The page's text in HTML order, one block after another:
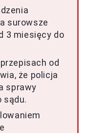
surowsze
3 miesięcy do
od
że policja
sprawy
sądu.